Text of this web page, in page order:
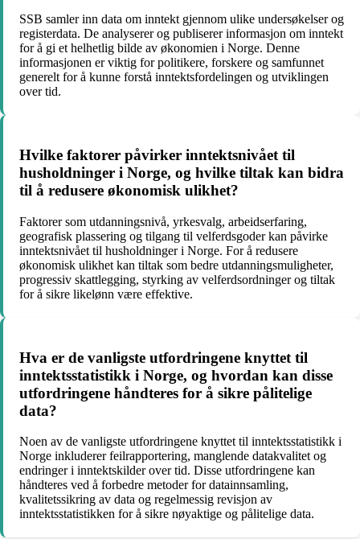
SSB samler inn data om inntekt gjennom ulike undersøkelser og
registerdata. De analyserer og publiserer informasjon om inntekt
for å gi et helhetlig bilde av økonomien i Norge. Denne
informasjonen er viktig for politikere, forskere og samfunnet
generelt for å kunne forstå inntektsfordelingen og utviklingen
over tid.
Hvilke faktorer påvirker inntektsnivået til
husholdninger i Norge, og hvilke tiltak kan bidra
til å redusere økonomisk ulikhet?
Faktorer som utdanningsnivå, yrkesvalg, arbeidserfaring,
geografisk plassering og tilgang til velferdsgoder kan påvirke
inntektsnivået til husholdninger i Norge. For å redusere
økonomisk ulikhet kan tiltak som bedre utdanningsmuligheter,
progressiv skattlegging, styrking av velferdsordninger og tiltak
for å sikre likelønn være effektive.
Hva er de vanligste utfordringene knyttet til
inntektsstatistikk i Norge, og hvordan kan disse
utfordringene håndteres for å sikre pålitelige
data?
Noen av de vanligste utfordringene knyttet til inntektsstatistikk i
Norge inkluderer feilrapportering, manglende datakvalitet og
endringer i inntektskilder over tid. Disse utfordringene kan
håndteres ved å forbedre metoder for datainnsamling,
kvalitetssikring av data og regelmessig revisjon av
inntektsstatistikken for å sikre nøyaktige og pålitelige data.